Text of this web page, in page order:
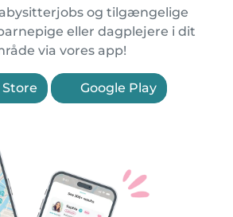
og tilgængelige
eller dagplejere i dit
via vores app!
Google Play